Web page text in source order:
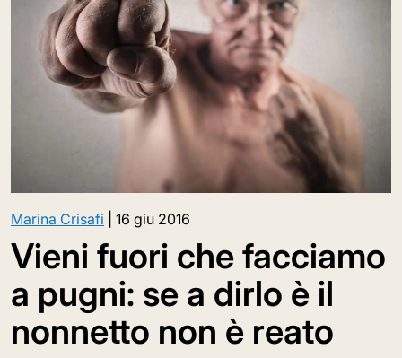
Marina Crisafi 16 giu 2016
Vieni fuori che facciamo
a pugni: se a dirlo è il
nonnetto non è reato